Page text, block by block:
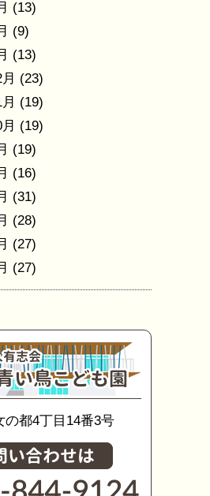
(13)
(9)
(13)
(23)
(19)
(19)
(19)
(16)
(31)
(28)
(27)
(27)
の都4丁目14番3号